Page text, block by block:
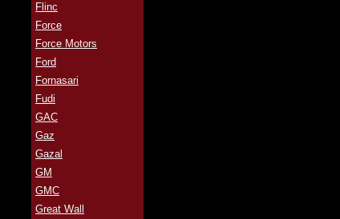
Flinc
Force
Force Motors
Ford
Fornasari
Fudi
GAC
Gaz
Gazal
GM
GMC
Great Wall